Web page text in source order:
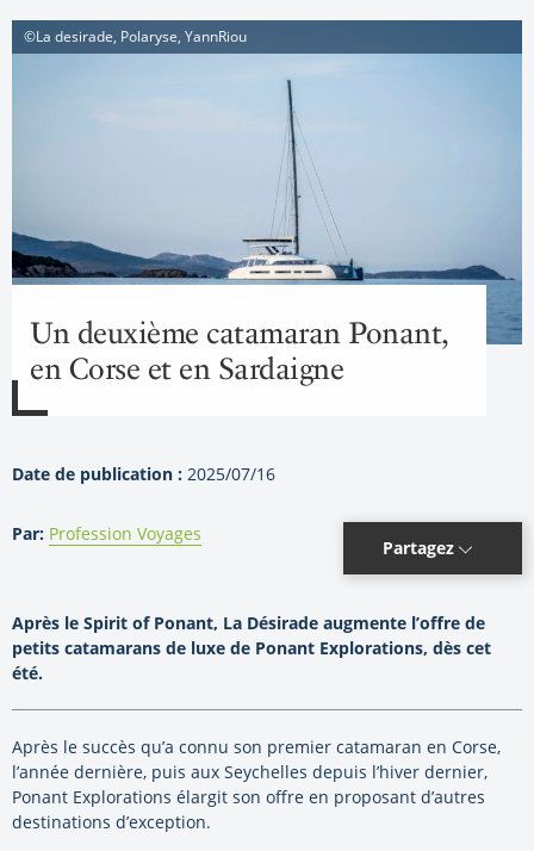
©La desirade, Polaryse, YannRiou
Un deuxième catamaran Ponant,
en Corse et en Sardaigne
Date de publication : 2025/07/16
Par: Profession Voyages
Partagez
Après le Spirit of Ponant, La Désirade augmente l’offre de
petits catamarans de luxe de Ponant Explorations, dès cet
été.
Après le succès qu’a connu son premier catamaran en Corse,
l’année dernière, puis aux Seychelles depuis l’hiver dernier,
Ponant Explorations élargit son offre en proposant d’autres
destinations d’exception.